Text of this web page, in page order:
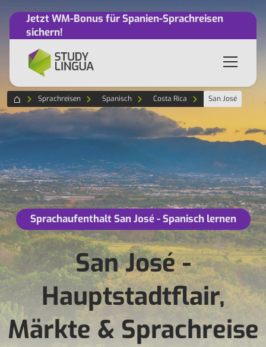
Jetzt WM-Bonus für Spanien-Sprachreisen
sichern!
Sprachreisen Spanisch Costa Rica San José
Sprachaufenthalt San José - Spanisch lernen
San José -
Hauptstadtflair,
Märkte & Sprachreise